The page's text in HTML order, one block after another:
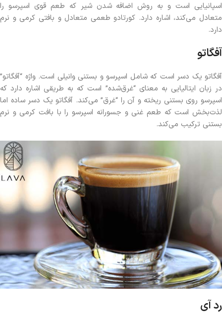
اسپانیایی است و به روش اضافه شدن شیر که طعم قوی اسپرسو را
متعادل می‌کند، اشاره دارد. کورتادو طعمی متعادل و بافتی کرمی و نرم
دارد.
آفگاتو
آفگاتو یک دسر است که شامل اسپرسو و بستنی وانیلی است. واژه “آفگاتو”
در زبان ایتالیایی به معنای “غرق‌شده” است که به طریقی اشاره دارد که
اسپرسو روی بستنی ریخته و آن را “غرق” می‌کند. آفگاتو یک دسر ساده اما
لذت‌بخش است که طعم غنی و جسورانه اسپرسو را با بافت کرمی و نرم
بستنی ترکیب می‌کند.
رد آی